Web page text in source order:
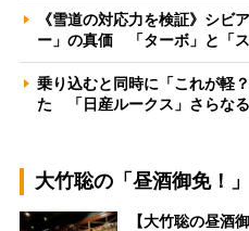
《雪道の対応力を検証》シビ
ー」の真価 「ターボ」と「
乗り込むと同時に「これが軽
た 「日産ルークス」さらな
大竹聡の「昼酒御免！」
【大竹聡の昼酒